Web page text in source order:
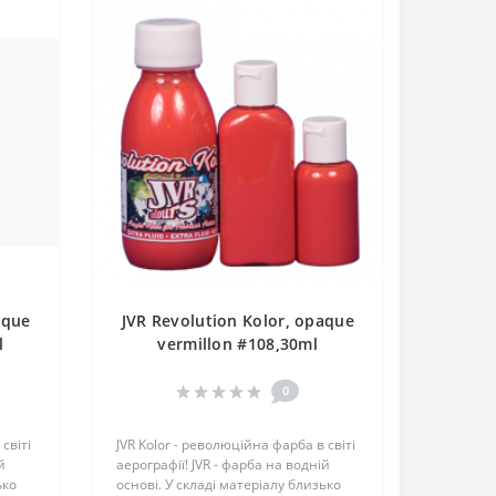
JVR Revolution Kolor, opaque
vermillon #108,30ml
0
JVR Kolor - революційна фарба в світі
аерографії! JVR - фарба на водній
основі. У складі матеріалу близько